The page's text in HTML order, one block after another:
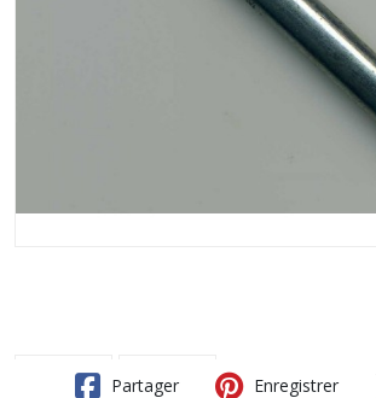
Partager Enregistrer